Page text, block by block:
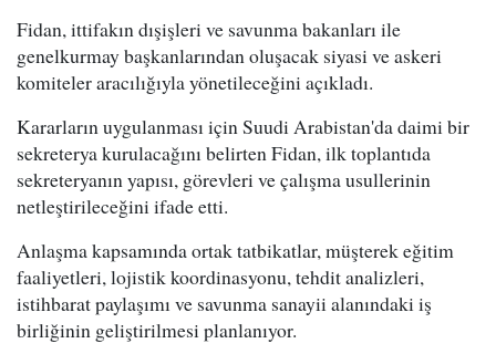
Fidan, ittifakın dışişleri ve savunma bakanları ile
genelkurmay başkanlarından oluşacak siyasi ve askeri
komiteler aracılığıyla yönetileceğini açıkladı.
Kararların uygulanması için Suudi Arabistan'da daimi bir
sekreterya kurulacağını belirten Fidan, ilk toplantıda
sekreteryanın yapısı, görevleri ve çalışma usullerinin
netleştirileceğini ifade etti.
Anlaşma kapsamında ortak tatbikatlar, müşterek eğitim
faaliyetleri, lojistik koordinasyonu, tehdit analizleri,
istihbarat paylaşımı ve savunma sanayii alanındaki iş
birliğinin geliştirilmesi planlanıyor.